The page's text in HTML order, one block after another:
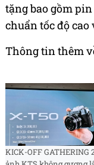
tặng bao gồm
chuẩn tốc độ cao
Thông tin thêm
KICK-OFF